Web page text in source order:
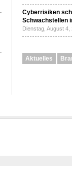
Cyberrisiken
Schwachstellen
Dienstag, August
Aktuelles